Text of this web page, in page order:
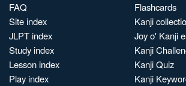
FAQ
Site index
JLPT index
Study index
Lesson index
Play index
Flashcards
Kanji
Joy o' Kanji
Kanji
Kanji Quiz
Kanji